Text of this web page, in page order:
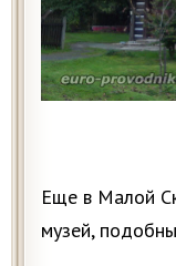
Еще в Малой
музей,